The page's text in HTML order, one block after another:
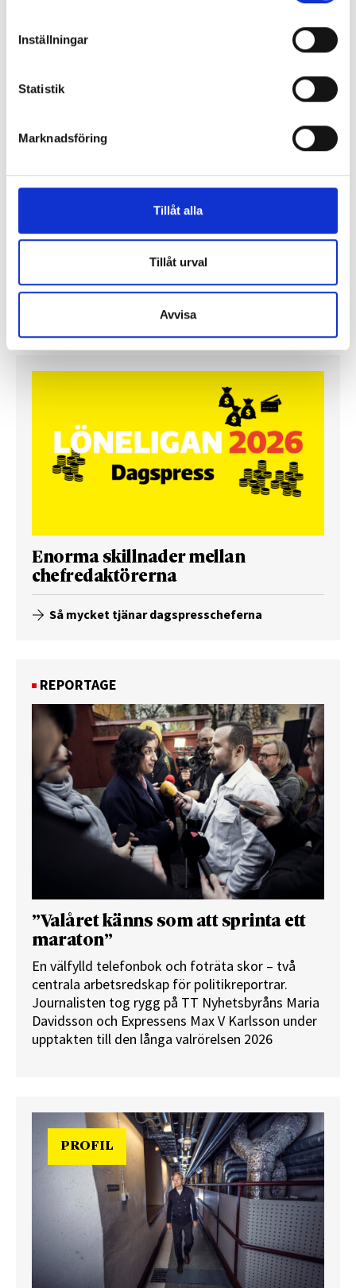
Inställningar
Statistik
Marknadsföring
Tillåt alla
Tillåt urval
Avvisa
Så mycket tjänar mediecheferna
Så mycket tjänar 260 mediechefer
Enorma skillnader mellan
chefredaktörerna
Så mycket tjänar dagspresscheferna
REPORTAGE
”Valåret känns som att sprinta ett
maraton”
En välfylld telefonbok och foträta skor – två
centrala arbetsredskap för politikreportrar.
Journalisten tog rygg på TT Nyhetsbyråns Maria
Davidsson och Expressens Max V Karlsson under
upptakten till den långa valrörelsen 2026
PROFIL